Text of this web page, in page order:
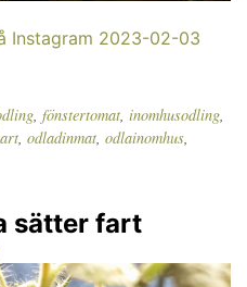
Instagram 2023-02-03
, fönstertomat, inomhusodling,
, odladinmat, odlainomhus,
sätter fart